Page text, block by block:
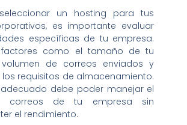
un hosting para tus
es importante evaluar
específicas de tu empresa.
factores como el tamaño de tu
de correos enviados y
los requisitos de almacenamiento.
debe poder manejar el
correos de tu empresa sin
el rendimiento.